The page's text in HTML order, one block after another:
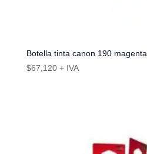
Botella tinta canon 190 magenta
$67,120 + IVA